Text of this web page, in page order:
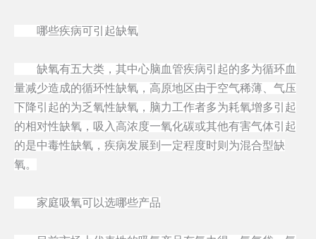
哪些疾病可引起缺氧
缺氧有五大类，其中心脑血管疾病引起的多为循环血
量减少造成的循环性缺氧，高原地区由于空气稀薄、气压
下降引起的为乏氧性缺氧，脑力工作者多为耗氧增多引起
的相对性缺氧，吸入高浓度一氧化碳或其他有害气体引起
的是中毒性缺氧，疾病发展到一定程度时则为混合型缺
氧。
家庭吸氧可以选哪些产品